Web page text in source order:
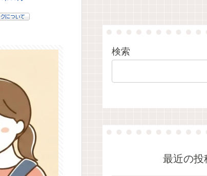
検索
最近の投